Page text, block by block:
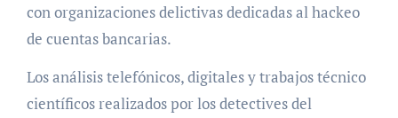
con organizaciones delictivas dedicadas al hackeo
de cuentas bancarias.
Los análisis telefónicos, digitales y trabajos técnico
científicos realizados por los detectives del